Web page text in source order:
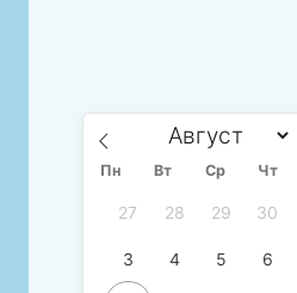
Пн Вт Ср Чт
27 28 29 30
3 4 5 6